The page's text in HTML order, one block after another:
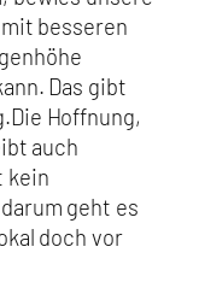
besseren
Das gibt
Hoffnung,
auch
kein
geht es
doch vor